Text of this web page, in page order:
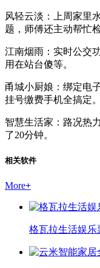
风轻云淡：上周家里
题，师傅还主动帮忙
江南烟雨：实时公交
用在站台傻等。
甬城小厨娘：绑定电
挂号缴费手机全搞定。
智慧生活家：路况热
了20分钟。
相关软件
More+
格瓦拉生活娱乐